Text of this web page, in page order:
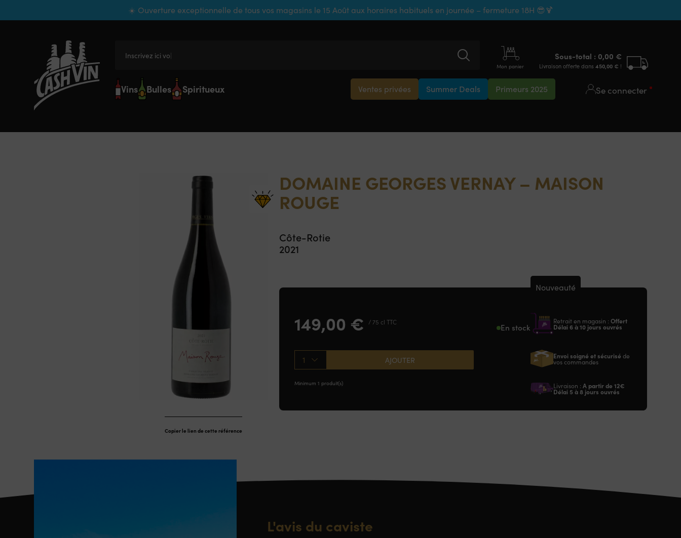
☀️ Ouverture exceptionnelle de tous vos magasins le 15 Août aux horaires habituels en journée – fermeture 18H 😎🍹
Inscrivez ici votre
Mon panier
Sous-total : 0,00 €
Livraison offerte dans 450,00 € !
Vins Bulles Spiritueux Ventes privées Summer Deals Primeurs 2025 Se connecter
Copier le lien de cette référence
DOMAINE GEORGES VERNAY – MAISON
ROUGE
Côte-Rotie
2021
149,00 € / 75 cl TTC En stock
1 AJOUTER
Minimum 1 produit(s)
Nouveauté
Retrait en magasin : Offert
Délai 6 à 10 jours ouvrés
Envoi soigné et sécurisé de
vos commandes
Livraison : A partir de 12€
Délai 5 à 8 jours ouvrés
L'avis du caviste